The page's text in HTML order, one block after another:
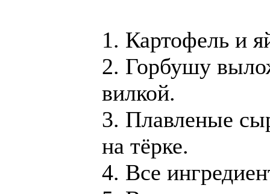
1. Картофель и
2. Горбушу
вилкой.
3. Плавленые
на тёрке.
4. Все